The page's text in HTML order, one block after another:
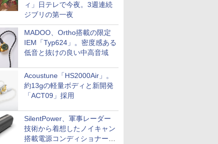
ィ」日テレで今夜。3週連続
ジブリの第一夜
MADOO、Ortho搭載の限定
IEM「Typ624」。密度感ある
低音と抜けの良い中高音域
Acoustune「HS2000Air」。
約13gの軽量ボディと新開発
「ACT09」採用
SilentPower、軍事レーダー
技術から着想したノイキャン
搭載電源コンディショナー